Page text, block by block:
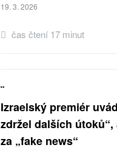
19. 3. 2026
čas čtení 17 minut
¨
Izraelský premiér
zdržel dalších
za „fake news“